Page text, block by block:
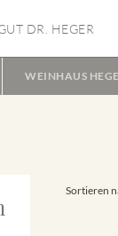
DR. HEGER
WEINHAUS
Sortieren